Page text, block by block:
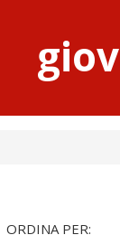
ORDINA PER: